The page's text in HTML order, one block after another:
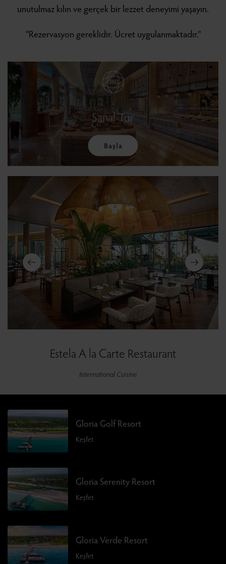
unutulmaz kılın ve gerçek bir lezzet deneyimi yaşayın.
''Rezervasyon gereklidir. Ücret uygulanmaktadır.''
Sanal Tur
Başla
Estela A la Carte Restaurant
International Cuisine
Gloria Golf Resort
Keşfet
Gloria Serenity Resort
Keşfet
Gloria Verde Resort
Keşfet